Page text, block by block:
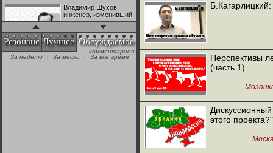
Владимир Шухов:
инженер, изменивший
мир
"Аркадий Коц" на
эгалите-фесте "Не
Резонанс Лучшее Обсуждаемое
комментариев:
За неделю
| За месяц | За все время
Перспективы
(часть 1)
этого проекта?"